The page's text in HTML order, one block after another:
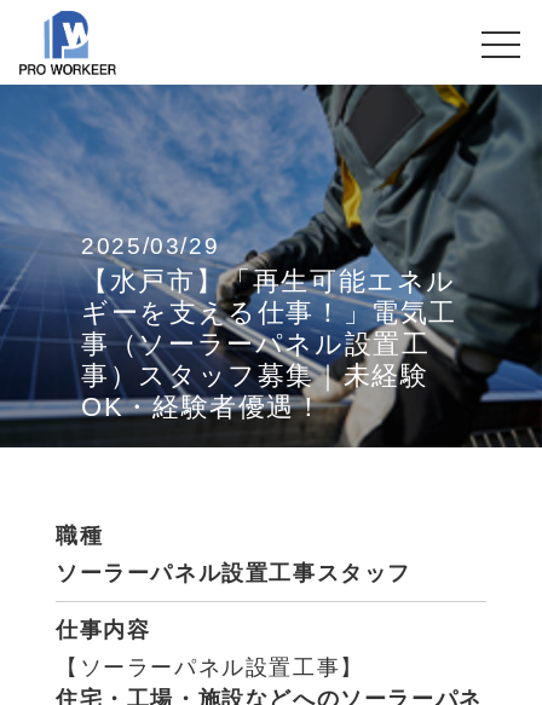
2025/03/29
【水戸市】「再生可能エネル
ギーを支える仕事！」電気工
事（ソーラーパネル設置工
事）スタッフ募集｜未経験
OK・経験者優遇！
職種
ソーラーパネル設置工事スタッフ
仕事内容
【ソーラーパネル設置工事】
住宅・工場・施設などへのソーラーパネ